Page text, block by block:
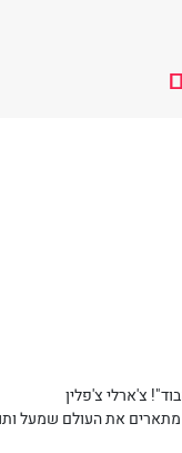
צ'ארלי צ'פלין
ל- 4 שעות! בהומור האופייני להם ובעגה לודז'אית